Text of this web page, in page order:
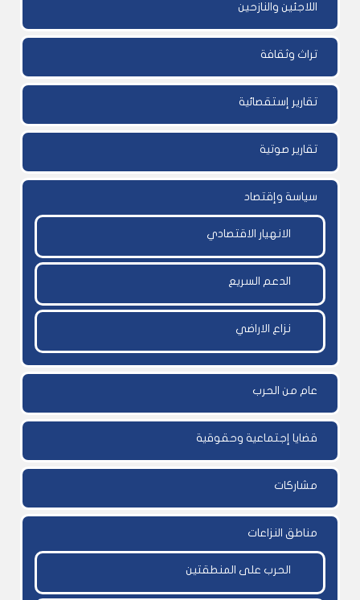
اللاجئين والنازحين
تراث وثقافة
تقارير إستقصائية
تقارير صوتية
سياسة وإقتصاد
الانهيار الاقتصادي
الدعم السريع
نزاع الاراضي
عام من الحرب
قضايا إجتماعية وحقوقية
مشاركات
مناطق النزاعات
الحرب على المنطقتين